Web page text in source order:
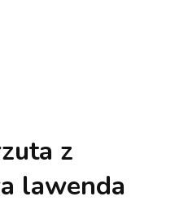
z
lawenda